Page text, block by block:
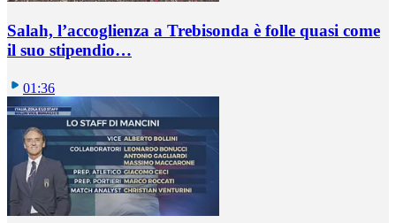
Salah, l’accoglienza a Trebisonda è folle quasi come
il suo stipendio…
01:36